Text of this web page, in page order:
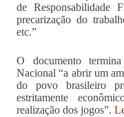
de Responsabilidade
precarização do
etc.”
O documento
Nacional “a abrir um
do povo brasileiro
estritamente
realização dos jogos”.